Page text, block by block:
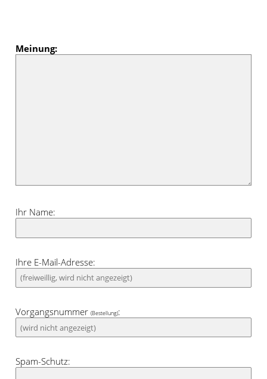
Meinung:
Ihr Name:
Ihre E-Mail-Adresse:
Vorgangsnummer(Bestellung):
Spam-Schutz: